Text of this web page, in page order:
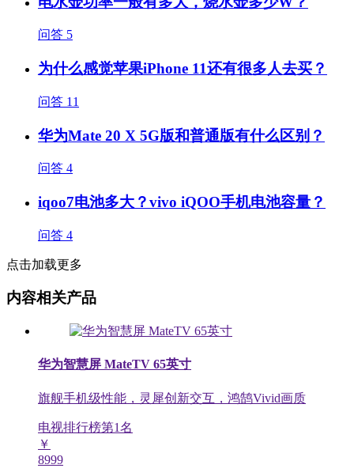
问答 5
为什么感觉苹果iPhone 11还有很多人去买？
问答 11
华为Mate 20 X 5G版和普通版有什么区别？
问答 4
iqoo7电池多大？vivo iQOO手机电池容量？
问答 4
点击加载更多
内容相关产品
华为智慧屏 MateTV 65英寸
旗舰手机级性能，灵犀创新交互，鸿鹄Vivid画质
电视排行榜第1名
￥
8999